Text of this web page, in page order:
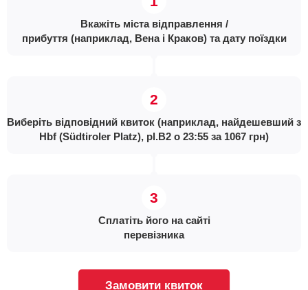
Вкажіть міста відправлення /
прибуття (наприклад, Вена і Краков) та дату поїздки
Виберіть відповідний квиток (наприклад, найдешевший з
Hbf (Südtiroler Platz), pl.B2 о 23:55 за 1067 грн)
Сплатіть його на сайті
перевізника
Замовити квиток